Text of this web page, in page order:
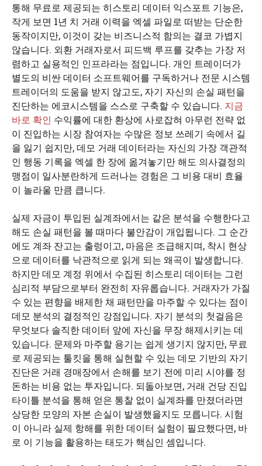
통해 무료로 제공되는 히스토리 데이터 익스포트 기능은,
작게 보면 1년 치 거래 이력을 엑셀 파일로 떠받는 단순한
동작이지만, 이것이 갖는 비즈니스적 함의는 결코 가볍지
않습니다. 외환 거래자로서 피드백 루프를 갖추는 가장 저
렴하고 실용적인 인프라라는 점입니다. 개인 트레이더가
별도의 비싼 데이터 소프트웨어를 구독하거나 전문 시스템
트레이더의 도움을 받지 않고도, 자기 자신의 손실 패턴을
진단하는 에코시스템을 스스로 구축할 수 있습니다. 지금
바로 확인 수익률에 대한 환상에 사로잡혀 아무런 전략 없
이 진입하는 시장 참여자는 수많은 정보 쓰레기 속에서 길
을 잃기 쉽지만, 데모 거래 데이터라는 자신의 가장 객관적
인 행동 기록을 엑셀 한 장에 옮겨놓기만 해도 의사결정의
맹점이 일사분란하게 드러나는 경험은 그 비용 대비 효율
이 놀라울 만큼 큽니다.
실제 자금이 투입된 실계좌에서는 같은 분석을 수행한다고
해도 손실 패턴을 볼 때마다 불안감이 개입됩니다. 그 순간
에도 계좌 잔고는 출렁이고, 마음은 조급해지며, 착시 현상
으로 데이터를 낙관적으로 읽게 되는 왜곡이 발생합니다.
하지만 데모 계정 위에서 수집된 히스토리 데이터는 그런
심리적 부담으로부터 완전히 자유롭습니다. 거래자가 가질
수 있는 편향을 배제한 채 패턴만을 마주할 수 있다는 점이
데모 분석의 결정적인 강점입니다. 자기 분석의 첫걸음은
무엇보다 솔직한 데이터 앞에 자신을 무장 해제시키는 데
있습니다. 문제와 마주할 용기는 쉽게 생기지 않지만, 무료
로 제공되는 툴킷을 통해 실현할 수 있는 데모 기반의 자기
진단은 거래 경매장에서 손해를 보기 전에 미리 시야를 정
돈하는 비용 없는 투자입니다. 되돌아보면, 거래 건당 진입
타이틀 분석을 통해 얻은 통찰 없이 실계좌를 만졌더라면
상당한 모양의 자본 손실이 발생했을지도 모릅니다. 시험
이 아니라 실제 항해를 위한 데이터 실험이 필요했다면, 바
로 이 기능을 활용하는 태도가 핵심인 셈입니다.